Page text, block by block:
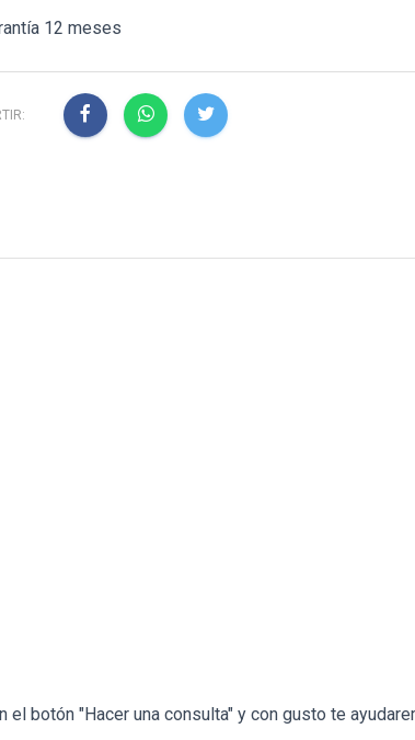
12 meses
botón "Hacer una consulta" y con gusto te